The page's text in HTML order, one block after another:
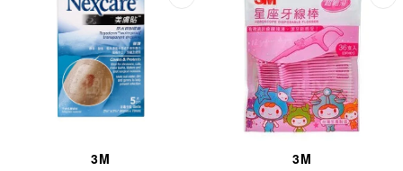
3M
3M